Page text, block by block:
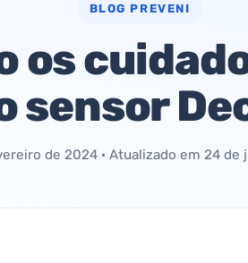
BLOG PREVENI
os
sensor
de 2024· Atualizado em 24 de